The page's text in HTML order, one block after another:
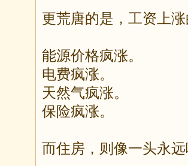
更荒唐的是，工资上
能源价格疯涨。
电费疯涨。
天然气疯涨。
保险疯涨。
而住房，则像一头永